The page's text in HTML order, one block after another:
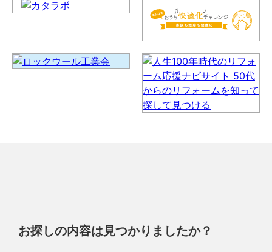
お探しの内容は見つかりましたか？